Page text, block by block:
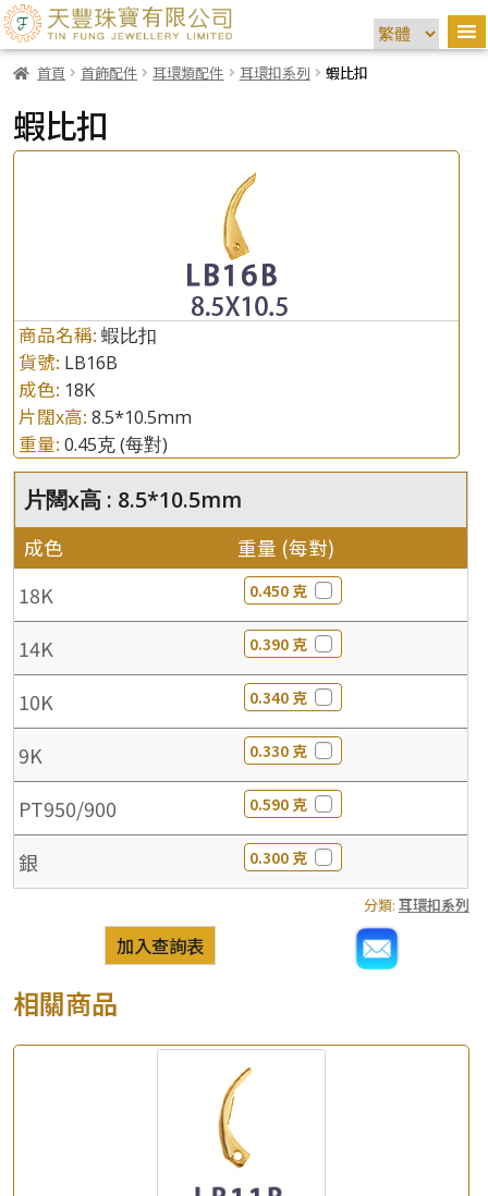
首頁 首飾配件 耳環類配件 耳環扣系列 蝦比扣
蝦比扣
商品名稱: 蝦比扣
貨號: LB16B
成色: 18K
片闊x高: 8.5*10.5mm
重量: 0.45克(每對)
片闊x高 : 8.5*10.5mm
成色 重量 (每對)
18K 0.450 克
14K 0.390 克
10K 0.340 克
9K 0.330 克
PT950/900 0.590 克
銀 0.300 克
分類: 耳環扣系列
加入查詢表
相關商品